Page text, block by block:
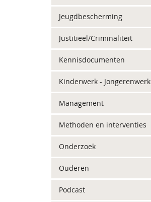
Jeugdbescherming
Justitieel/Criminaliteit
Kennisdocumenten
Kinderwerk - Jongerenwerk
Management
Methoden en interventies
Onderzoek
Ouderen
Podcast